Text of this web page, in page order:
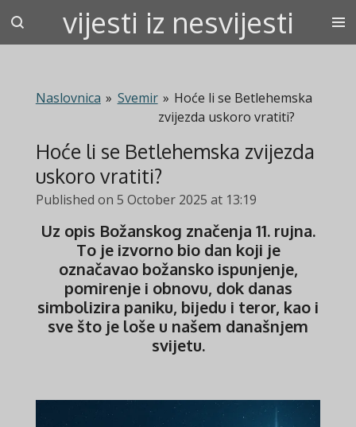
Skip
vijesti iz nesvijesti
Naslovnica » Svemir » Hoće li se Betlehemska
zvijezda uskoro vratiti?
Hoće li se Betlehemska zvijezda
uskoro vratiti?
Published on 5 October 2025 at 13:19
Uz opis Božanskog značenja 11. rujna.
To je izvorno bio dan koji je
označavao božansko ispunjenje,
pomirenje i obnovu, dok danas
simbolizira paniku, bijedu i teror, kao i
sve što je loše u našem današnjem
svijetu.